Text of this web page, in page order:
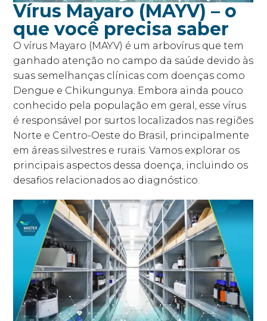
Vírus Mayaro (MAYV) – o
que você precisa saber
O vírus Mayaro (MAYV) é um arbovírus que tem
ganhado atenção no campo da saúde devido às
suas semelhanças clínicas com doenças como
Dengue e Chikungunya. Embora ainda pouco
conhecido pela população em geral, esse vírus
é responsável por surtos localizados nas regiões
Norte e Centro-Oeste do Brasil, principalmente
em áreas silvestres e rurais. Vamos explorar os
principais aspectos dessa doença, incluindo os
desafios relacionados ao diagnóstico.